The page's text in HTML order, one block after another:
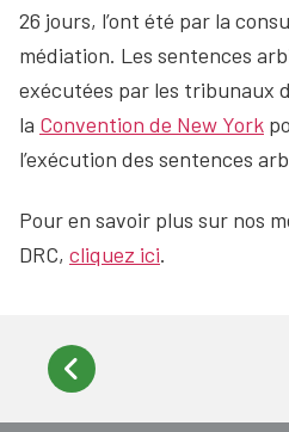
26 jours, l’ont été par la
médiation. Les sentences
exécutées par les tribunaux
la Convention de New York
l’exécution des sentences
Pour en savoir plus sur nos
DRC, cliquez ici.